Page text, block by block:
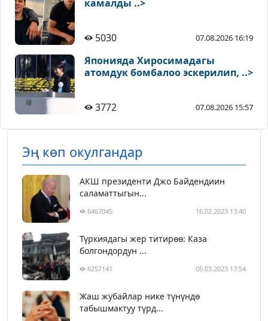
камалды ..>
5030 07.08.2026 16:19
Японияда Хиросимадагы
атомдук бомбалоо эскерилип, ..>
3772 07.08.2026 15:57
Эң көп окулгандар
АКШ президенти Джо Байдендиин
саламаттыгын...
6467045 16.02.2023 13:40
Түркиядагы жер титирөө: Каза
болгондордун ...
6257141 05.03.2023 17:54
Жаш жубайлар нике түнүндө
табышмактуу түрд...